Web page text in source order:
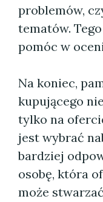
problemów,
tematów.
pomóc w
Na koniec,
kupującego
tylko na
jest wybrać
bardziej
osobę, która
może